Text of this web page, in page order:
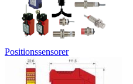
Positionssensorer